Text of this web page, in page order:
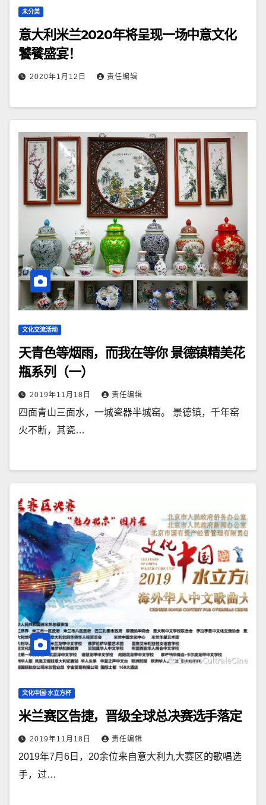
未分类
意大利米兰2020年将呈现一场中意文化
饕餮盛宴！
2020年1月12日 责任编辑
文化交流活动
天青色等烟雨，而我在等你 景德镇精美花
瓶系列（一）
2019年11月18日 责任编辑
四面青山三面水，一城瓷器半城窑。 景德镇，千年窑
火不断，其瓷…
文化中国·水立方杯
米兰赛区告捷，晋级全球总决赛选手落定
2019年11月18日 责任编辑
2019年7月6日，20余位来自意大利九大赛区的歌唱选
手，过…